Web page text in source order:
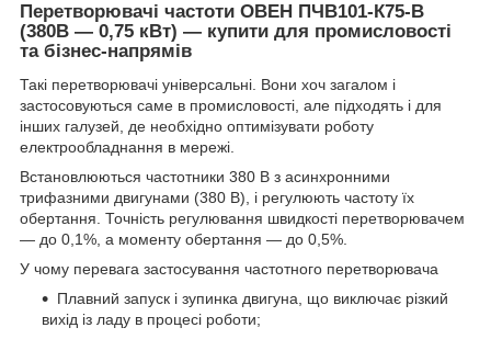
Перетворювачі частоти ОВЕН ПЧВ101-К75-В
(380В — 0,75 кВт) — купити для промисловості
та бізнес-напрямів
Такі перетворювачі універсальні. Вони хоч загалом і
застосовуються саме в промисловості, але підходять і для
інших галузей, де необхідно оптимізувати роботу
електрообладнання в мережі.
Встановлюються частотники 380 В з асинхронними
трифазними двигунами (380 В), і регулюють частоту їх
обертання. Точність регулювання швидкості перетворювачем
— до 0,1%, а моменту обертання — до 0,5%.
У чому перевага застосування частотного перетворювача
Плавний запуск і зупинка двигуна, що виключає різкий
вихід із ладу в процесі роботи;